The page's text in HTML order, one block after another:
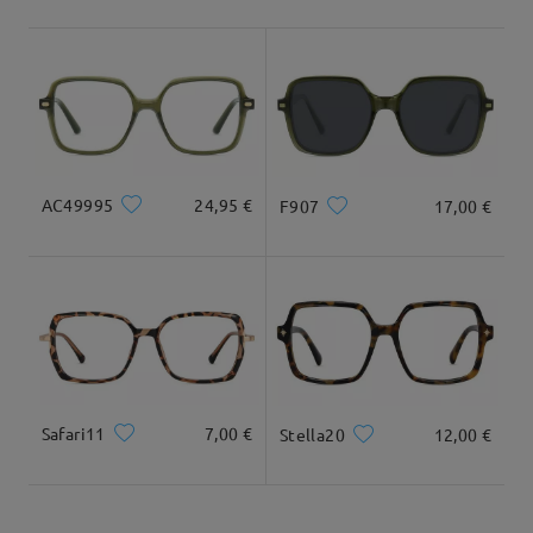
Ovalada 19cm/ 7.48 plg. 13.5cm/ 5.31 plg.
Ancho Total
131mm/ 5.16plg.
Longitud de Patillas
145mm/ 5.71plg.
Llegado
AC49995 24,95 € F907 17,00 €
Safari11 7,00 € Stella20 12,00 €